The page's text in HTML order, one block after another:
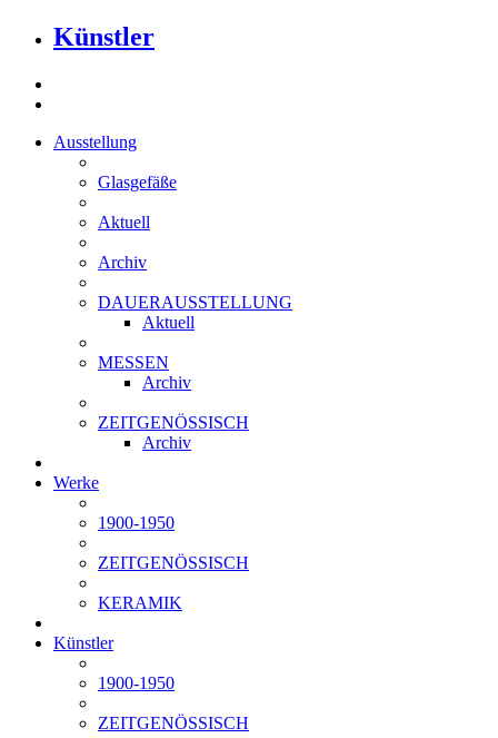
Künstler
Ausstellung
Glasgefäße
Aktuell
Archiv
DAUERAUSSTELLUNG
Aktuell
MESSEN
Archiv
ZEITGENÖSSISCH
Archiv
Werke
1900-1950
ZEITGENÖSSISCH
KERAMIK
Künstler
1900-1950
ZEITGENÖSSISCH